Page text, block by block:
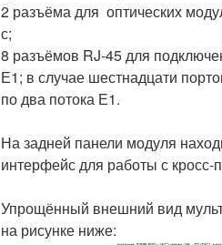
2 разъёма для оптических
с;
8 разъёмов RJ-45 для
Е1; в случае шестнадцати
по два потока Е1.
На задней панели модуля
интерфейс для работы с кросс-
Упрощённый внешний вид
на рисунке ниже: